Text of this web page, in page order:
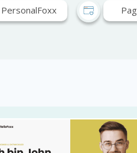
PersonalFoxx
BildungFoxx